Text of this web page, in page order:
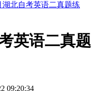
湖北自考英语二真题练
英语二真题
09:20:34